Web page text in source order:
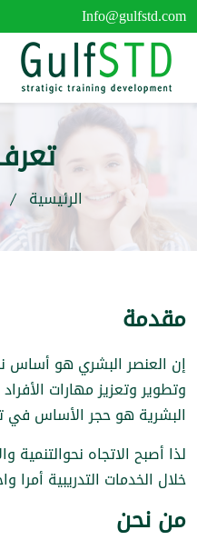
Info@gulfstd.com
الرئيسية
مقدمة
إن العنصر البشري هو أساس
وتطوير وتعزيز مهارات
البشرية هو حجر الأساس في
لذا أصبح الاتجاه نحوالتنمية
خلال الخدمات التدريبية أمرا
من نحن